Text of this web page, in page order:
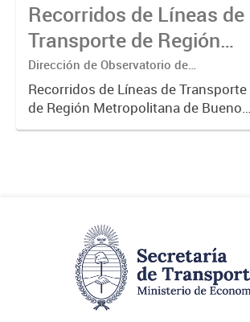
Recorridos de Líneas de
Transporte de Región
Metropolitana de
Buenos Aires (RMBA)
Dirección de Observatorio de
Transporte, Estudio y Sistemas
Recorridos de Líneas de Transporte
de Región Metropolitana de Buenos
Aires (RMBA).-